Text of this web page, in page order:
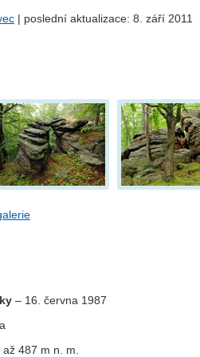
| poslední aktualizace: 8. září 2011
– 16. června 1987
487 m n. m.